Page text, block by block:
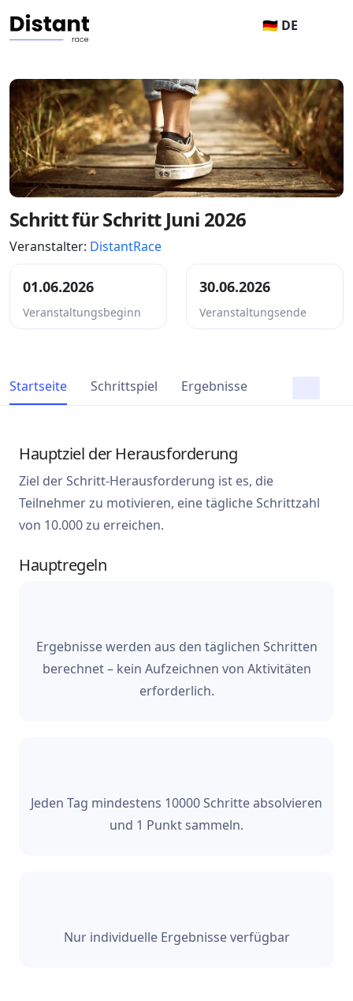
🇩🇪 DE
Schritt für Schritt Juni 2026
Veranstalter: DistantRace
01.06.2026
Veranstaltungsbeginn
30.06.2026
Veranstaltungsende
Startseite Schrittspiel Ergebnisse
Hauptziel der Herausforderung
Ziel der Schritt-Herausforderung ist es, die
Teilnehmer zu motivieren, eine tägliche Schrittzahl
von 10.000 zu erreichen.
Hauptregeln
Ergebnisse werden aus den täglichen Schritten
berechnet – kein Aufzeichnen von Aktivitäten
erforderlich.
Jeden Tag mindestens 10000 Schritte absolvieren
und 1 Punkt sammeln.
Nur individuelle Ergebnisse verfügbar